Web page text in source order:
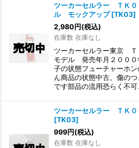
ツーカーセルラー ＴＫ
ル モックアップ [TK03]
2,980円(税込)
在庫数 在庫なし
ツーカーセルラー東京
モデル 発売年月２０００
子の状態フューチャーホ
ん商品の状態中古。傷の
です部品の流用恐らく不
ツーカーセルラー ＴＫ
[TK03]
999円(税込)
在庫数 在庫なし